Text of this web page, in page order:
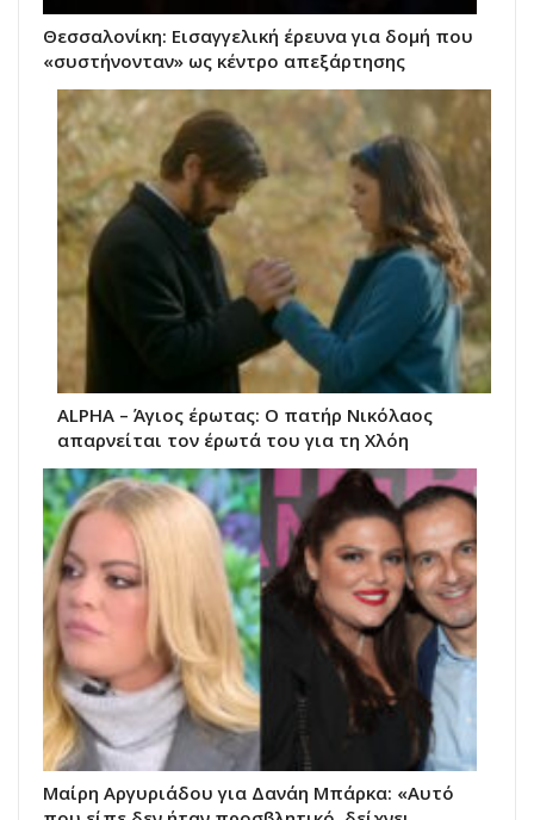
Θεσσαλονίκη: Εισαγγελική έρευνα για δομή που
«συστήνονταν» ως κέντρο απεξάρτησης
ALPHA – Άγιος έρωτας: Ο πατήρ Νικόλαος
απαρνείται τον έρωτά του για τη Χλόη
Μαίρη Αργυριάδου για Δανάη Μπάρκα: «Αυτό